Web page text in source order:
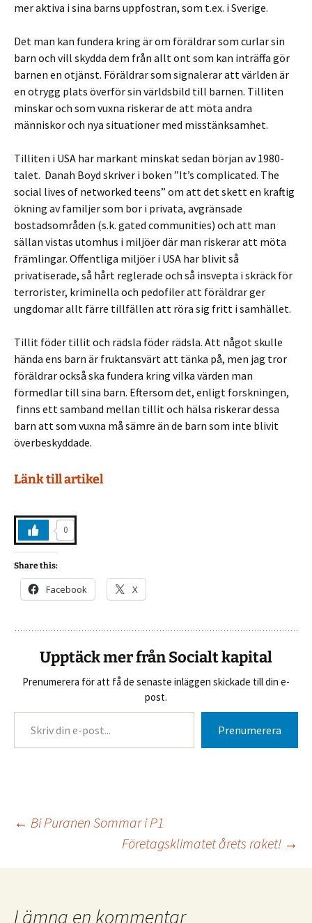
mer aktiva i sina barns uppfostran, som t.ex. i Sverige.
Det man kan fundera kring är om föräldrar som curlar sin
barn och vill skydda dem från allt ont som kan inträffa gör
barnen en otjänst. Föräldrar som signalerar att världen är
en otrygg plats överför sin världsbild till barnen. Tilliten
minskar och som vuxna riskerar de att möta andra
människor och nya situationer med misstänksamhet.
Tilliten i USA har markant minskat sedan början av 1980-
talet. Danah Boyd skriver i boken ”It’s complicated. The
social lives of networked teens” om att det skett en kraftig
ökning av familjer som bor i privata, avgränsade
bostadsområden (s.k. gated communities) och att man
sällan vistas utomhus i miljöer där man riskerar att möta
främlingar. Offentliga miljöer i USA har blivit så
privatiserade, så hårt reglerade och så insvepta i skräck för
terrorister, kriminella och pedofiler att föräldrar ger
ungdomar allt färre tillfällen att röra sig fritt i samhället.
Tillit föder tillit och rädsla föder rädsla. Att något skulle
hända ens barn är fruktansvärt att tänka på, men jag tror
föräldrar också ska fundera kring vilka värden man
förmedlar till sina barn. Eftersom det, enligt forskningen,
finns ett samband mellan tillit och hälsa riskerar dessa
barn att som vuxna må sämre än de barn som inte blivit
överbeskyddade.
Länk till artikel
0
Share this:
Facebook X
Upptäck mer från Socialt kapital
Prenumerera för att få de senaste inläggen skickade till din e-
post.
Skriv din e-post...
Prenumerera
Inläggsnavigering
← Bi Puranen Sommar i P1
Företagsklimatet årets raket! →
Lämna en kommentar